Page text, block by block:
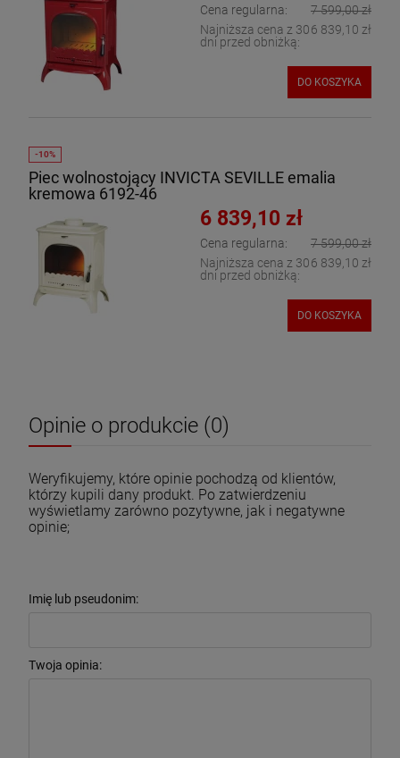
Cena regularna:
7 599,00 zł
Najniższa cena z 30
dni przed obniżką:
6 839,10 zł
DO KOSZYKA
Piec wolnostojący INVICTA SEVILLE emalia
kremowa 6192-46
6 839,10 zł
Cena regularna:
7 599,00 zł
Najniższa cena z 30
dni przed obniżką:
6 839,10 zł
DO KOSZYKA
Opinie o produkcie (0)
Weryfikujemy, które opinie pochodzą od klientów,
którzy kupili dany produkt. Po zatwierdzeniu
wyświetlamy zarówno pozytywne, jak i negatywne
opinie;
Imię lub pseudonim:
Twoja opinia: